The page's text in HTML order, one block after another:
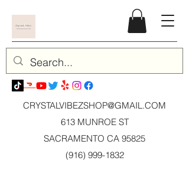
CRYSTALVIBEZSHOP@GMAIL.COM
613 MUNROE ST
SACRAMENTO CA 95825
(916) 999-1832